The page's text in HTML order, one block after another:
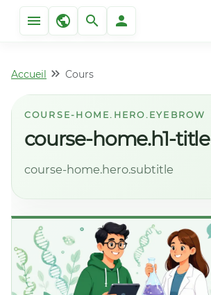
Accueil Cours
COURSE-HOME.HERO.EYEBROW
course-home.h1-title
course-home.hero.subtitle